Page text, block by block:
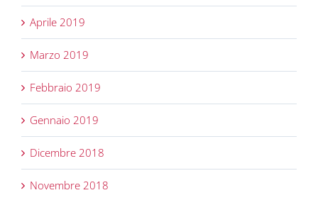
Aprile 2019
Marzo 2019
Febbraio 2019
Gennaio 2019
Dicembre 2018
Novembre 2018